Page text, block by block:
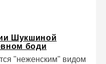
Шукшиной
боди
"неженским" видом